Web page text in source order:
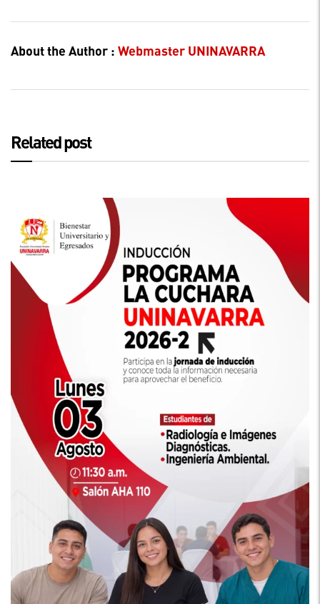
About the Author : Webmaster UNINAVARRA
Related post